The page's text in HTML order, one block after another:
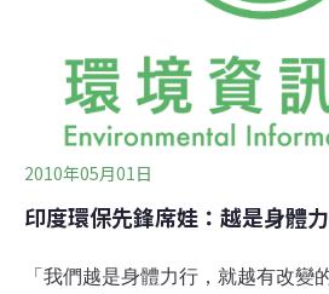
性組，自2001年啟動「生物多樣性
中呈現給國人。
2010年05月01日
印度環保先鋒席娃：越是身體
「我們越是身體力行，就越有改變